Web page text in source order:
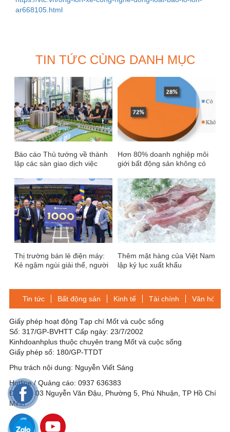
ar668105.html
TIN TỨC CÙNG DANH MỤC
Báo cáo Thủ tướng về thành
lập các sàn giao dịch việc
Hơn 80% doanh nghiệp môi
giới bất động sản không có
Thị trường bán lẻ điện máy:
Kẻ ngậm ngùi giải thể, người
Thêm mặt hàng của Việt Nam
lập kỷ lục xuất khẩu
Tin tức Bất động sản Kinh tế Tài chính Văn hóa-
Giấy phép hoạt động Tạp chí Mốt và cuộc sống
Số: 317/GP-BVHTT Cấp ngày: 23/7/2002
Kinhdoanhplus thuộc chuyên trang Mốt và cuộc sống
Giấy phép số: 180/GP-TTDT
Phụ trách nội dung: Nguyễn Viết Sáng
Hotline / Quảng cáo: 0937 636383
Địa chỉ: 03 Nguyễn Văn Đậu, Phường 5, Phú Nhuận, TP Hồ Chí
Minh